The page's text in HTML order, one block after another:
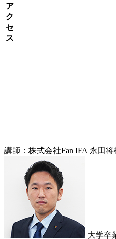
ア
ク
セ
ス
講師：株式会社Fan IFA 永田将
大学卒